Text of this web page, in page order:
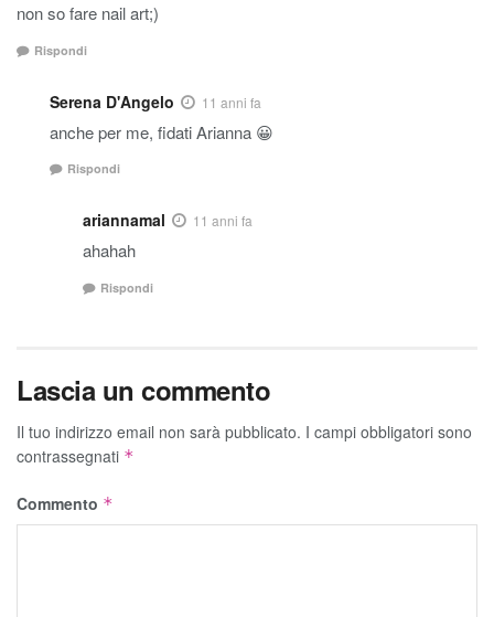
non so fare nail art;)
Rispondi
Serena D'Angelo 11 anni fa
anche per me, fidati Arianna 😀
Rispondi
ariannamal 11 anni fa
ahahah
Rispondi
Lascia un commento
Il tuo indirizzo email non sarà pubblicato. I campi obbligatori sono
contrassegnati *
Commento *